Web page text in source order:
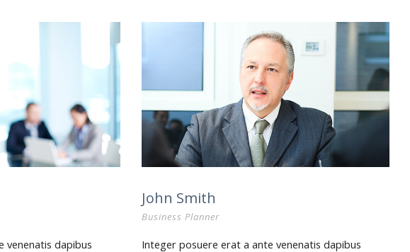
venenatis dapibus
John Smith
Business Planner
Integer posuere erat a ante venenatis dapibus